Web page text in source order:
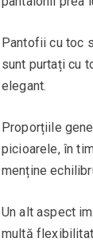
Pantofii cu toc
sunt purtați cu
elegant.
Proporțiile
picioarele, în
menține
Un alt aspect
multă